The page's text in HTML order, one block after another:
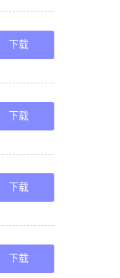
停风的安
风机排
制定局部
,1,排放
工作面切
皮带大巷
定以下安
下载
下载
下载
下载